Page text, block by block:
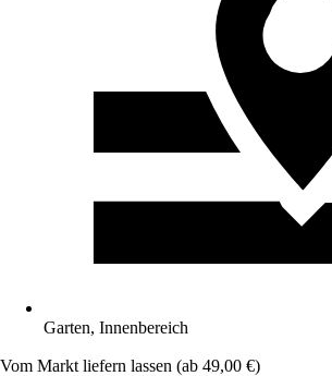
Garten, Innenbereich
Vom Markt liefern lassen (ab 49,00 €)